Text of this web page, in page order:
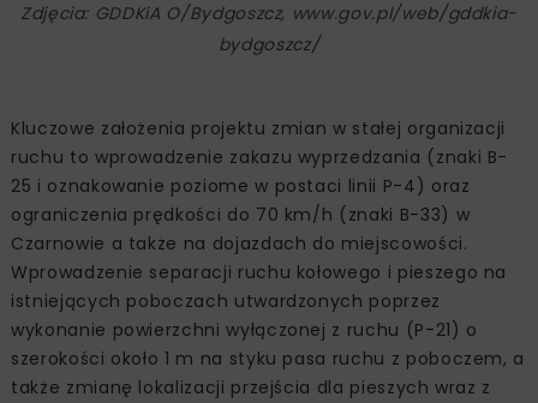
Zdjęcia: GDDKiA O/Bydgoszcz, www.gov.pl/web/gddkia-
bydgoszcz/
Kluczowe założenia projektu zmian w stałej organizacji
ruchu to wprowadzenie zakazu wyprzedzania (znaki B-
25 i oznakowanie poziome w postaci linii P-4) oraz
ograniczenia prędkości do 70 km/h (znaki B-33) w
Czarnowie a także na dojazdach do miejscowości.
Wprowadzenie separacji ruchu kołowego i pieszego na
istniejących poboczach utwardzonych poprzez
wykonanie powierzchni wyłączonej z ruchu (P-21) o
szerokości około 1 m na styku pasa ruchu z poboczem, a
także zmianę lokalizacji przejścia dla pieszych wraz z